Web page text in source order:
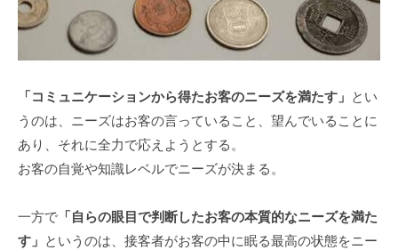
「コミュニケーションから得たお客のニーズを満たす」 とい
うのは、ニーズはお客の言っていること、望んでいることに
あり、それに全力で応えようとする。
お客の自覚や知識レベルでニーズが決まる。
一方で 「自らの眼目で判断したお客の本質的なニーズを満た
す」 というのは、接客者がお客の中に眠る最高の状態をニー